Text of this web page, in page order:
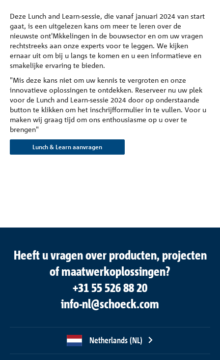
Deze Lunch and Learn-sessie, die vanaf januari 2024 van start
gaat, is een uitgelezen kans om meer te leren over de
nieuwste ont'Mkkelingen in de bouwsector en om uw vragen
rechtstreeks aan onze experts voor te leggen. We kijken
ernaar uit om bij u langs te komen en u een informatieve en
smakelijke ervaring te bieden.
"Mis deze kans niet om uw kennis te vergroten en onze
innovatieve oplossingen te ontdekken. Reserveer nu uw plek
voor de Lunch and Learn-sessie 2024 door op onderstaande
button te klikken om het inschrijfformulier in te vullen. Voor u
maken wij graag tijd om ons enthousiasme op u over te
brengen"
Lunch & Learn aanvragen
Heeft u vragen over producten, projecten
of maatwerkoplossingen?
+31 55 526 88 20
info-nl@schoeck.com
Netherlands (NL)